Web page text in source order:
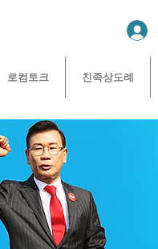
로컴토크 친족상도례